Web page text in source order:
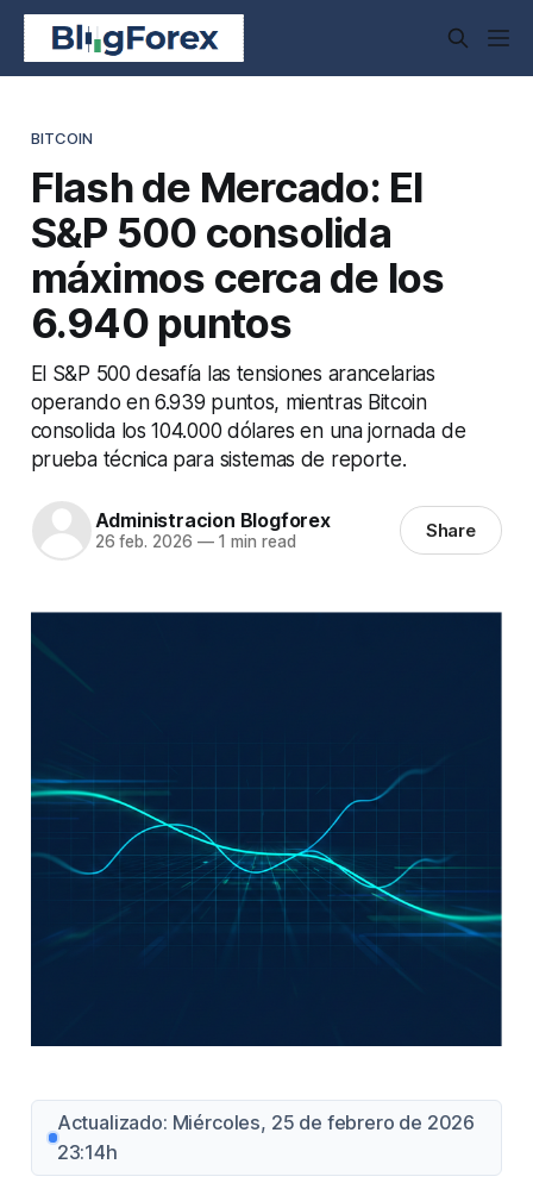
BITCOIN
Flash de Mercado: El
S&P 500 consolida
máximos cerca de los
6.940 puntos
El S&P 500 desafía las tensiones arancelarias
operando en 6.939 puntos, mientras Bitcoin
consolida los 104.000 dólares en una jornada de
prueba técnica para sistemas de reporte.
Administracion Blogforex
26 feb. 2026 —1 min read Share
Actualizado: Miércoles, 25 de febrero de 2026
23:14h